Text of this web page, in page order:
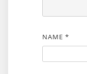
NAME *